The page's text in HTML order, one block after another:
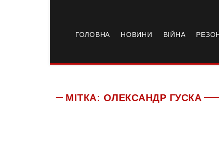
ГОЛОВНА НОВИНИ ВІЙНА
МІТКА: ОЛЕКСАНДР ГУСКА